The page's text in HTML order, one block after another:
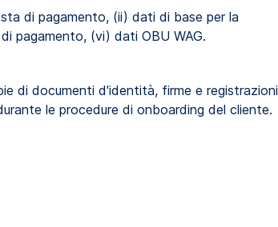
di pagamento, (ii) dati di base per la
pagamento, (vi) dati OBU WAG.
di documenti d'identità, firme e registrazioni
le procedure di onboarding del cliente.